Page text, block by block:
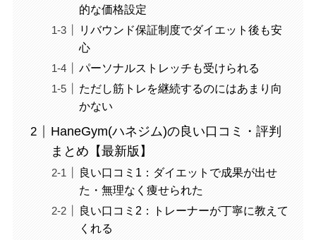
的な価格設定
リバウンド保証制度でダイエット後も安
心
パーソナルストレッチも受けられる
ただし筋トレを継続するのにはあまり向
かない
HaneGym(ハネジム)の良い口コミ・評判
まとめ【最新版】
良い口コミ1：ダイエットで成果が出せ
た・無理なく痩せられた
良い口コミ2：トレーナーが丁寧に教えて
くれる